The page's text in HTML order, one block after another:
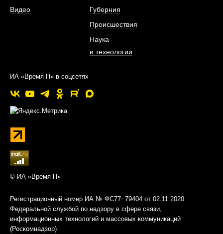
Видео
Губерния
Происшествия
Наука
и технологии
ИА «Время Н» в соцсетях
© ИА «Время Н»
Регистрационный номер ИА № ФС77−79404 от 02.11.2020
Федеральной службой по надзору в сфере связи,
информационных технологий и массовых коммуникаций
(Роскомнадзор)